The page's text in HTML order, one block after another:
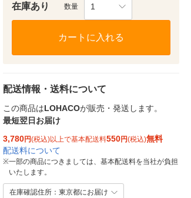
在庫あり 数量 1
カートに入れる
配送情報・送料について
この商品はLOHACOが販売・発送します。
最短翌日お届け
3,780円(税込)以上で基本配送料550円(税込)無料
配送料について
※一部の商品につきましては、基本配送料を当社が負担
いたします。
在庫確認住所：東京都にお届け